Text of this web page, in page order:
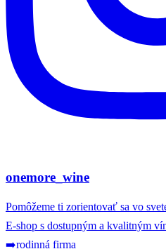
onemore_wine
Pomôžeme ti zorientovať sa vo
E-shop s dostupným a kvalitným
➡️rodinná firma